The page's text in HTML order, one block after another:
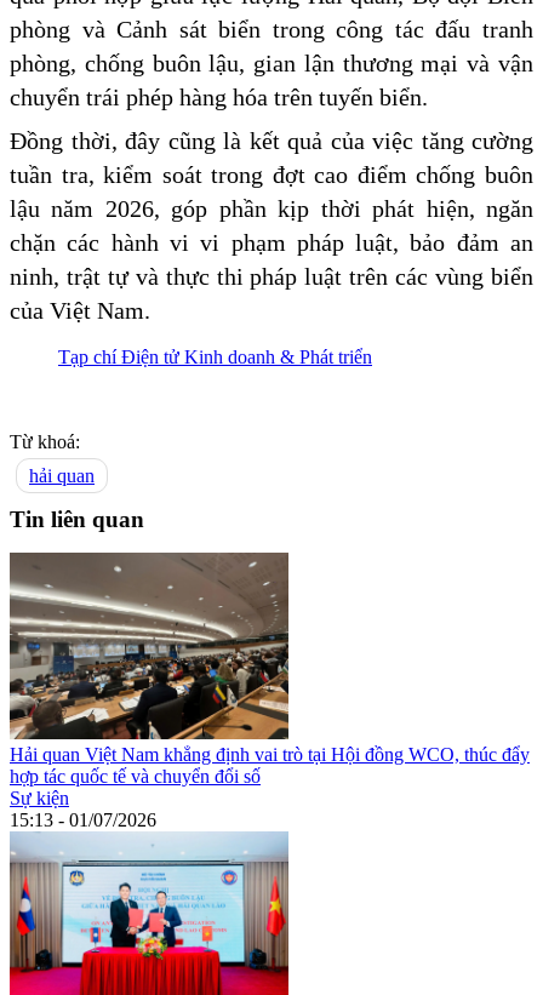
phòng và Cảnh sát biển trong công tác đấu tranh
phòng, chống buôn lậu, gian lận thương mại và vận
chuyển trái phép hàng hóa trên tuyến biển.
Đồng thời, đây cũng là kết quả của việc tăng cường
tuần tra, kiểm soát trong đợt cao điểm chống buôn
lậu năm 2026, góp phần kịp thời phát hiện, ngăn
chặn các hành vi vi phạm pháp luật, bảo đảm an
ninh, trật tự và thực thi pháp luật trên các vùng biển
của Việt Nam.
Tạp chí Điện tử Kinh doanh & Phát triển
Từ khoá:
hải quan
Tin liên quan
Hải quan Việt Nam khẳng định vai trò tại Hội đồng WCO, thúc đẩy
hợp tác quốc tế và chuyển đổi số
Sự kiện
15:13 - 01/07/2026